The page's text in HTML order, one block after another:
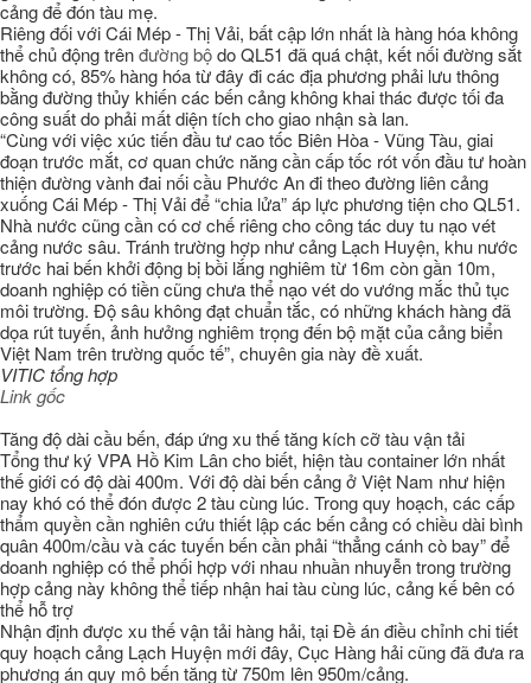
cảng để đón tàu mẹ.
Riêng đối với Cái Mép - Thị Vải, bất cập lớn nhất là hàng hóa không
thể chủ động trênđường bộdo QL51 đã quá chật, kết nối đường sắt
không có, 85% hàng hóa từ đây đi các địa phương phải lưu thông
bằng đường thủy khiến các bến cảng không khai thác được tối đa
công suất do phải mất diện tích cho giao nhận sà lan.
“Cùng với việc xúc tiến đầu tư cao tốc Biên Hòa - Vũng Tàu, giai
đoạn trước mắt, cơ quan chức năng cần cấp tốc rót vốn đầu tư hoàn
thiện đường vành đai nối cầu Phước An đi theo đường liên cảng
xuống Cái Mép - Thị Vải để “chia lửa” áp lực phương tiện cho QL51.
Nhà nước cũng cần có cơ chế riêng cho công tác duy tu nạo vét
cảng nước sâu. Tránh trường hợp như cảng Lạch Huyện, khu nước
trước hai bến khởi động bị bồi lắng nghiêm từ 16m còn gần 10m,
doanh nghiệp có tiền cũng chưa thể nạo vét do vướng mắc thủ tục
môi trường. Độ sâu không đạt chuẩn tắc, có những khách hàng đã
dọa rút tuyến, ảnh hưởng nghiêm trọng đến bộ mặt của cảng biển
Việt Nam trên trường quốc tế”, chuyên gia này đề xuất.
VITIC tổng hợp
Link gốc
Tăng độ dài cầu bến, đáp ứng xu thế tăng kích cỡ tàu vận tải
Tổng thư ký VPA Hồ Kim Lân cho biết, hiện tàu container lớn nhất
thế giới có độ dài 400m. Với độ dài bến cảng ở Việt Nam như hiện
nay khó có thể đón được 2 tàu cùng lúc. Trong quy hoạch, các cấp
thẩm quyền cần nghiên cứu thiết lập các bến cảng có chiều dài bình
quân 400m/cầu và các tuyến bến cần phải “thẳng cánh cò bay” để
doanh nghiệp có thể phối hợp với nhau nhuần nhuyễn trong trường
hợp cảng này không thể tiếp nhận hai tàu cùng lúc, cảng kế bên có
thể hỗ trợ
Nhận định được xu thế vận tải hàng hải, tại Đề án điều chỉnh chi tiết
quy hoạch cảng Lạch Huyện mới đây, Cục Hàng hải cũng đã đưa ra
phương án quy mô bến tăng từ 750m lên 950m/cảng.